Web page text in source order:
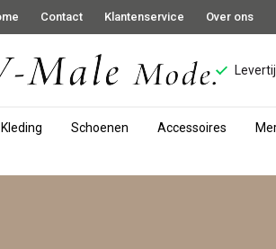
Contact Klantenservice Over ons
Kleding Schoenen Accessoires